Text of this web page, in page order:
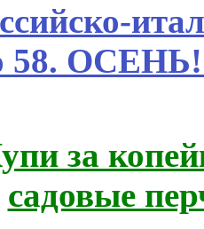
58.
за
садовые